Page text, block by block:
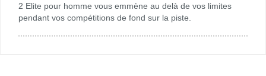
2 Elite pour homme vous emmène au delà de vos limites
pendant vos compétitions de fond sur la piste.